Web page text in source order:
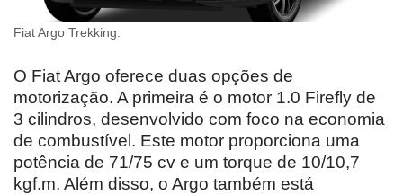
Fiat Argo Trekking.
O Fiat Argo oferece duas opções de
motorização. A primeira é o motor 1.0 Firefly de
3 cilindros, desenvolvido com foco na economia
de combustível. Este motor proporciona uma
potência de 71/75 cv e um torque de 10/10,7
kgf.m. Além disso, o Argo também está